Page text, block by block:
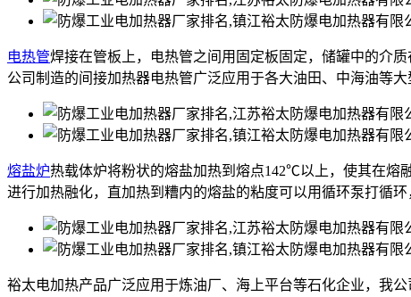
电热管焊接在管板上，电热管之间用固定板固定，储罐中的介
公司制造的间接加热器电热管广泛应用于各大油田、中海油等大
熔盐炉热载体炉将粉状的熔盐加热到熔点142℃以上，使其在熔
进行加热融化，直加热到糟内的熔盐的粘度可以用循环泵打循
裕太电加热产品广泛应用于炼油厂、海上平台等石化企业，我